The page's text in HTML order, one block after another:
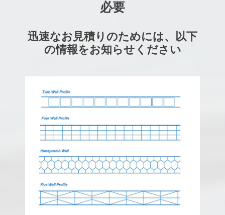
必要
迅速なお見積りのためには、以下
の情報をお知らせください